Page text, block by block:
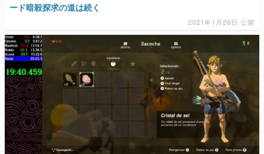
ード暗殺探求の道は続く
2021年1月26日 公開